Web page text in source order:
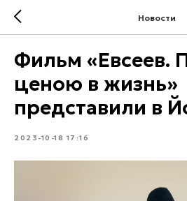
Новости
Фильм «Евсеев.
ценою в жизнь»
представили в
2023-10-18 17:16